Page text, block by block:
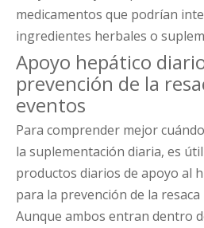
medicamentos que podrían
ingredientes herbales o
Apoyo hepático
prevención de la
eventos
Para comprender mejor
la suplementación diaria, es
productos diarios de apoyo al
para la prevención de la
Aunque ambos entran dentro